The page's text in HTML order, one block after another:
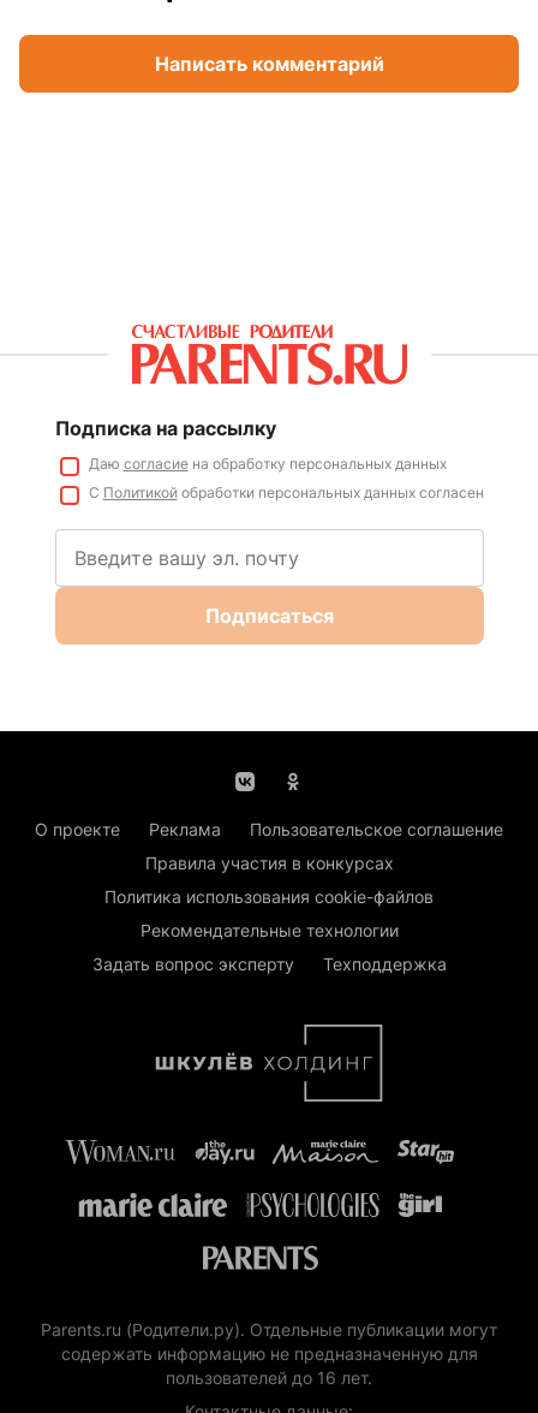
Написать комментарий
Подписка на рассылку
Даю согласиена обработку персональных данных
С Политикойобработки персональных данных согласен
Подписаться
О проекте Реклама
Пользовательское соглашение
Правила участия в конкурсах
Политика использования cookie-файлов
Рекомендательные технологии
Задать вопрос эксперту
Техподдержка
Parents.ru (Родители.ру). Отдельные публикации могут
содержать информацию не предназначенную для
пользователей до 16 лет.